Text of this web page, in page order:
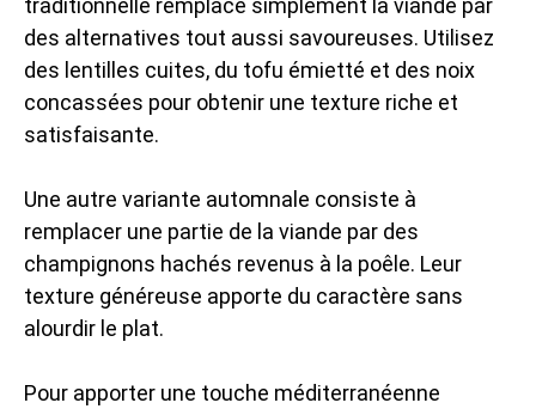
traditionnelle remplace simplement la viande par
des alternatives tout aussi savoureuses. Utilisez
des lentilles cuites, du tofu émietté et des noix
concassées pour obtenir une texture riche et
satisfaisante.
Une autre variante automnale consiste à
remplacer une partie de la viande par des
champignons hachés revenus à la poêle. Leur
texture généreuse apporte du caractère sans
alourdir le plat.
Pour apporter une touche méditerranéenne